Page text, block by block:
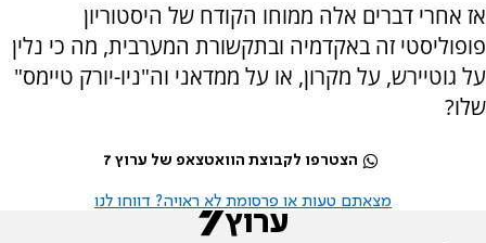
אז אחרי דברים אלה ממוחו הקודח של היסטוריון
פופוליסטי זה באקדמיה ובתקשורת המערבית, מה כי נלין
על גוטיירש, על מקרון, או על ממדאני וה"ניו-יורק טיימס"
שלו?
הצטרפו לקבוצת הוואטצאפ של ערוץ 7
מצאתם טעות או פרסומת לא ראויה? דווחו לנו